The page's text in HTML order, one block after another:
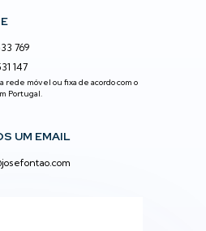
769
147
rede móvel ou fixa de acordo com o
Portugal.
UM EMAIL